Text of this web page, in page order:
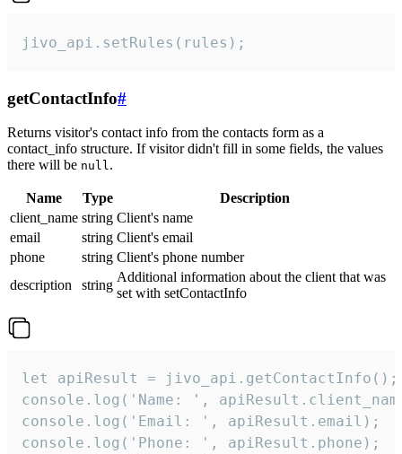
jivo_api.setRules(rules);
getContactInfo#
Returns visitor's contact info from the contacts form as a
contact_info structure. If visitor didn't fill in some fields, the values
there will be null.
Name Type
Description
client_name string Client's name
email
string Client's email
phone
string Client's phone number
description
string
Additional information about the client that was
set with setContactInfo
let apiResult = jivo_api.getContactInfo();
console.log('Name: ',
console.log('Email: ', apiResult.email);
console.log('Phone: ', apiResult.phone);